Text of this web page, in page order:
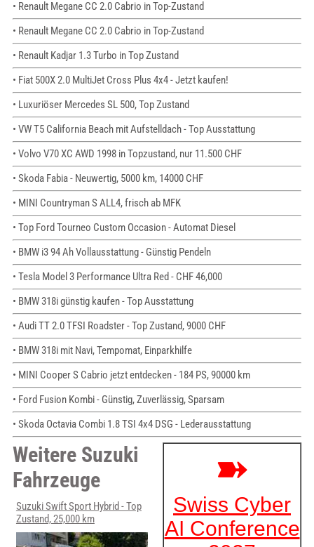
• Renault Megane CC 2.0 Cabrio in Top-Zustand
• Renault Megane CC 2.0 Cabrio in Top-Zustand
• Renault Kadjar 1.3 Turbo in Top Zustand
• Fiat 500X 2.0 MultiJet Cross Plus 4x4 - Jetzt kaufen!
• Luxuriöser Mercedes SL 500, Top Zustand
• VW T5 California Beach mit Aufstelldach - Top Ausstattung
• Volvo V70 XC AWD 1998 in Topzustand, nur 11.500 CHF
• Skoda Fabia - Neuwertig, 5000 km, 14000 CHF
• MINI Countryman S ALL4, frisch ab MFK
• Top Ford Tourneo Custom Occasion - Automat Diesel
• BMW i3 94 Ah Vollausstattung - Günstig Pendeln
• Tesla Model 3 Performance Ultra Red - CHF 46,000
• BMW 318i günstig kaufen - Top Ausstattung
• Audi TT 2.0 TFSI Roadster - Top Zustand, 9000 CHF
• BMW 318i mit Navi, Tempomat, Einparkhilfe
• MINI Cooper S Cabrio jetzt entdecken - 184 PS, 90000 km
• Ford Fusion Kombi - Günstig, Zuverlässig, Sparsam
• Skoda Octavia Combi 1.8 TSI 4x4 DSG - Lederausstattung
Weitere Suzuki
Fahrzeuge
Suzuki Swift Sport Hybrid - Top
Zustand, 25,000 km